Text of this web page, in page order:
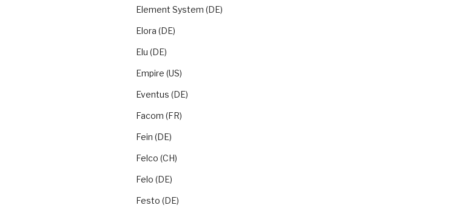
Element System (DE)
Elora (DE)
Elu (DE)
Empire (US)
Eventus (DE)
Facom (FR)
Fein (DE)
Felco (CH)
Felo (DE)
Festo (DE)